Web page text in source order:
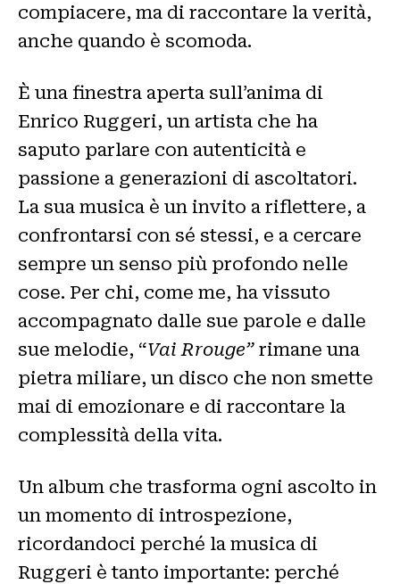
compiacere, ma di raccontare la verità,
anche quando è scomoda.
È una finestra aperta sull’anima di
Enrico Ruggeri, un artista che ha
saputo parlare con autenticità e
passione a generazioni di ascoltatori.
La sua musica è un invito a riflettere, a
confrontarsi con sé stessi, e a cercare
sempre un senso più profondo nelle
cose. Per chi, come me, ha vissuto
accompagnato dalle sue parole e dalle
sue melodie, “Vai Rrouge” rimane una
pietra miliare, un disco che non smette
mai di emozionare e di raccontare la
complessità della vita.
Un album che trasforma ogni ascolto in
un momento di introspezione,
ricordandoci perché la musica di
Ruggeri è tanto importante: perché